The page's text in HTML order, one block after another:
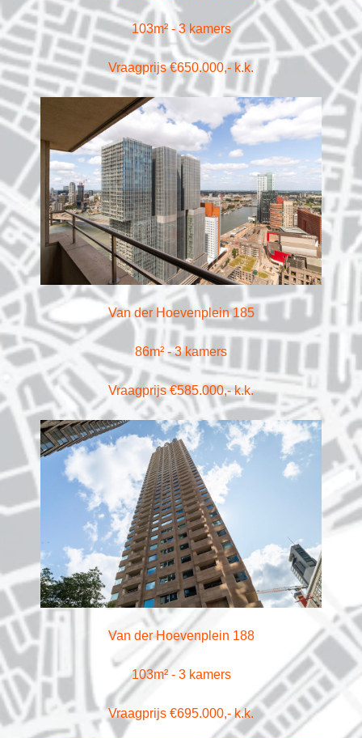
103m² - 3 kamers
Vraagprijs €650.000,- k.k.
Van der Hoevenplein 185
86m² - 3 kamers
Vraagprijs €585.000,- k.k.
Van der Hoevenplein 188
103m² - 3 kamers
Vraagprijs €695.000,- k.k.